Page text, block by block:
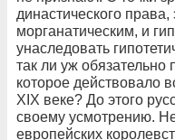
династического права,
морганатическим, и
унаследовать
так ли уж
которое действовало
XIX веке? До этого
своему усмотрению.
европейских